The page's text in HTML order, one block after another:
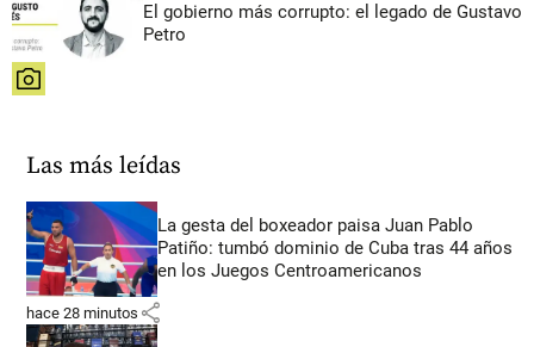
El gobierno más corrupto: el legado de Gustavo
Petro
share
Las más leídas
La gesta del boxeador paisa Juan Pablo
Patiño: tumbó dominio de Cuba tras 44 años
en los Juegos Centroamericanos
hace 28 minutos share